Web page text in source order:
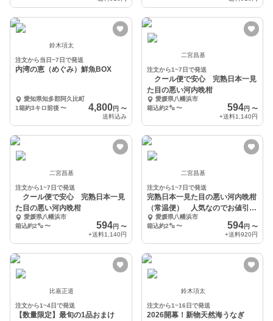
鈴木項太
注文から当日~7日で発送
内湾の恵（めぐみ）鮮魚BOX
愛知県知多郡阿久比町
1箱約3キロ前後〜 4,800円 〜
送料込み
二宮昌基
注文から1~7日で発送
クール便で安心 完熟日本一見
た目の悪い河内晩柑
愛媛県八幡浜市
箱込約2㌔ 〜 594円 〜
+送料1,140円
二宮昌基
注文から1~7日で発送
クール便で安心 完熟日本一見
た目の悪い河内晩柑
愛媛県八幡浜市
箱込約2㌔〜 594円 〜
+送料1,140円
二宮昌基
注文から1~7日で発送
完熟日本一見た目の悪い河内晩柑
（常温便） 人気なのでお値引き
継続中
愛媛県八幡浜市
箱込約2㌔ 〜 594円 〜
+送料920円
比嘉正道
注文から1~4日で発送
【数量限定】最旬の1品おまけ
鈴木項太
注文から1~16日で発送
2026開幕！新物天然海うなぎ